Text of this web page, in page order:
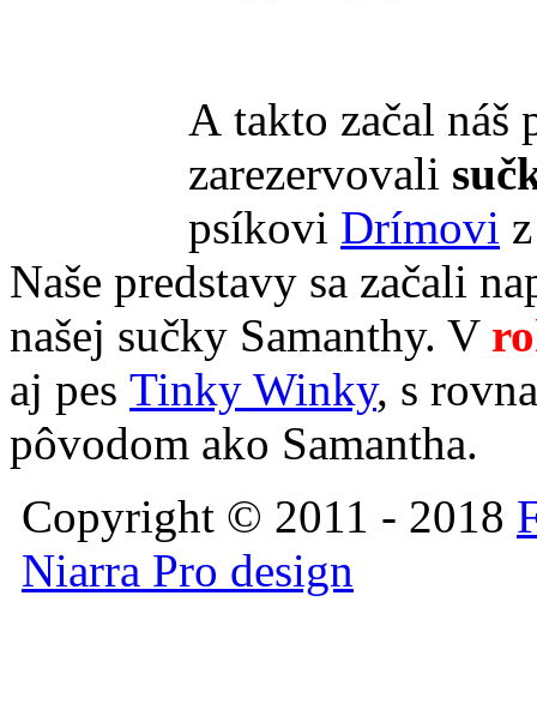
A takto začal
zarezervovali
psíkovi Drímovi
Naše predstavy sa začali
našej sučky Samanthy. V
aj pes Tinky Winky, s
pôvodom ako Samantha.
Copyright © 2011 - 2018
Niarra Pro design